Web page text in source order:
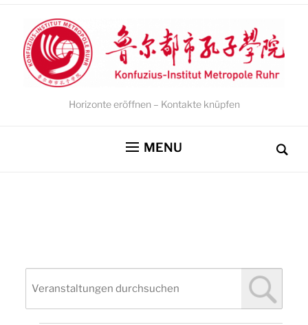
Horizonte eröffnen – Kontakte knüpfen
MENU